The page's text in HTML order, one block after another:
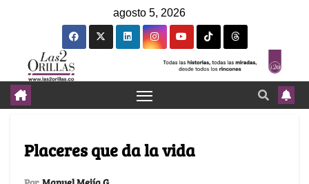
agosto 5, 2026
Placeres que da la vida